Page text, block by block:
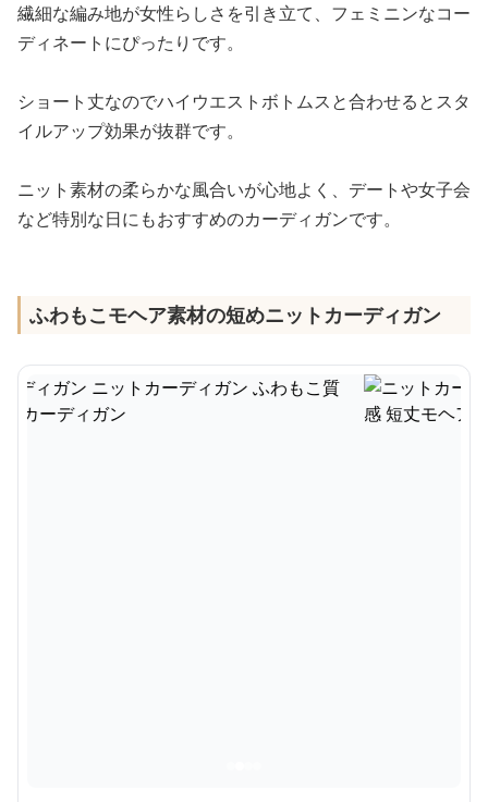
繊細な編み地が女性らしさを引き立て、フェミニンなコー
ディネートにぴったりです。
ショート丈なのでハイウエストボトムスと合わせるとスタ
イルアップ効果が抜群です。
ニット素材の柔らかな風合いが心地よく、デートや女子会
など特別な日にもおすすめのカーディガンです。
ふわもこモヘア素材の短めニットカーディガン